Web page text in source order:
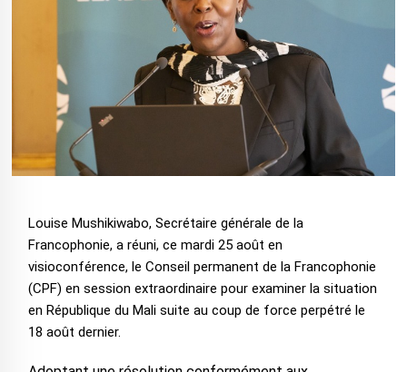
Louise Mushikiwabo, Secrétaire générale de la
Francophonie, a réuni, ce mardi 25 août en
visioconférence, le Conseil permanent de la Francophonie
(CPF) en session extraordinaire pour examiner la situation
en République du Mali suite au coup de force perpétré le
18 août dernier.